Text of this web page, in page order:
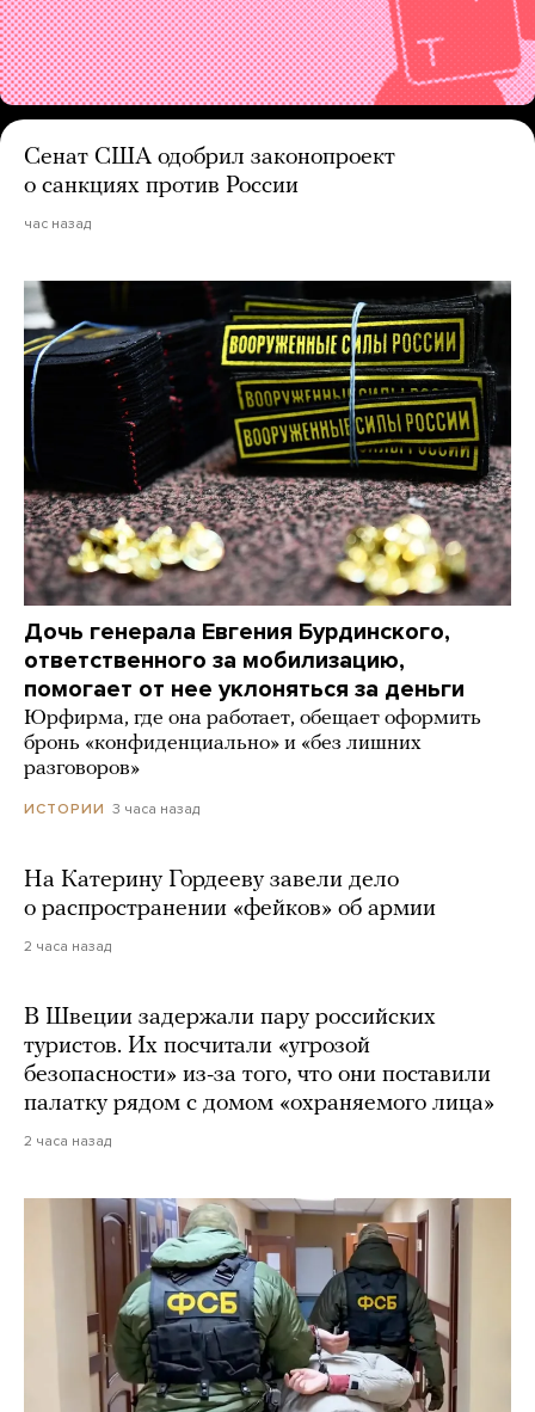
Сенат США одобрил законопроект
о санкциях против России
час назад
Дочь генерала Евгения Бурдинского,
ответственного за мобилизацию,
помогает от нее уклоняться за деньги
Юрфирма, где она работает, обещает оформить
бронь «конфиденциально» и «без лишних
разговоров»
ИСТОРИИ 3 часа назад
На Катерину Гордееву завели дело
о распространении «фейков» об армии
2 часа назад
В Швеции задержали пару российских
туристов. Их посчитали «угрозой
безопасности» из-за того, что они поставили
палатку рядом с домом «охраняемого лица»
2 часа назад